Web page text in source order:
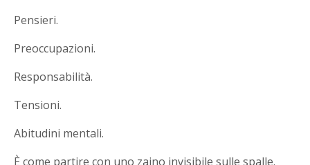
Pensieri.
Preoccupazioni.
Responsabilità.
Tensioni.
Abitudini mentali.
È come partire con uno zaino invisibile sulle spalle.